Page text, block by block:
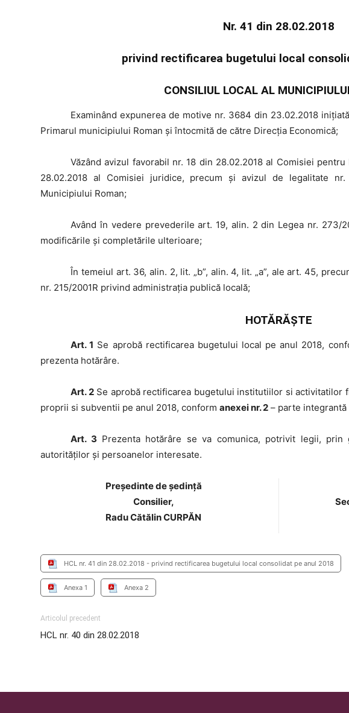
Nr. 41 din 28.02.2018
privind rectificarea bugetului local
CONSILIUL LOCAL AL
Examinând expunerea de motive nr. 3684 din 23.02.2018
Primarul municipiului Roman şi întocmită de către Direcţia Economică;
Văzând avizul favorabil nr. 18 din 28.02.2018 al Comisiei
28.02.2018 al Comisiei juridice, precum şi avizul de legalitate
Municipiului Roman;
Având în vedere prevederile art. 19, alin. 2 din Legea nr. 273/
modificările şi completările ulterioare;
În temeiul art. 36, alin. 2, lit. „b”, alin. 4, lit. „a”, ale art. 45,
nr. 215/2001R privind administraţia publică locală;
HOTĂRĂŞTE
Art. 1 Se aprobă rectificarea bugetului local pe anul 2018,
prezenta hotărâre.
Art. 2Se aprobă rectificarea bugetului institutiilor si activitatilor
proprii si subventii pe anul 2018, conformanexei nr. 2 – parte
Art. 3 Prezenta hotărâre se va comunica, potrivit legii, prin
autorităţilor şi persoanelor interesate.
Preşedinte de şedinţă
Consilier,
Radu Cătălin CURPĂN
HCL nr. 41 din 28.02.2018 - privind rectificarea bugetului local consolidat pe anul 2018
Anexa 1 Anexa 2
Articolul precedent
HCL nr. 40 din 28.02.2018